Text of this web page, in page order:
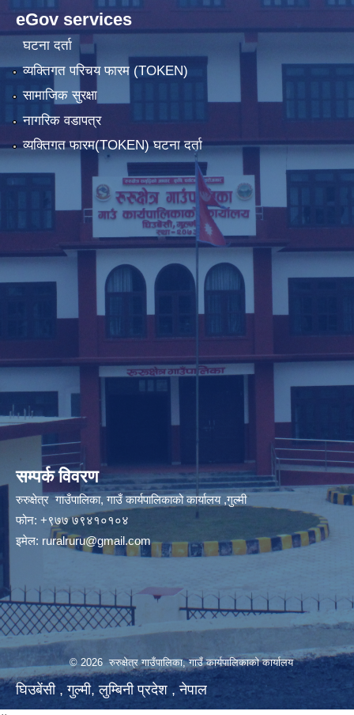
eGov services
घटना दर्ता
व्यक्तिगत परिचय फारम (TOKEN)
सामाजिक सुरक्षा
नागरिक वडापत्र
व्यक्तिगत फारम(TOKEN) घटना दर्ता
सम्पर्क विवरण
रुरुक्षेत्र गाउँपालिका, गाउँ कार्यपालिकाको कार्यालय ,गुल्मी
फोन: +९७७ ७९४१०१०४
इमेल: ruralruru@gmail.com
© 2026 रुरुक्षेत्र गाउँपालिका, गाउँ कार्यपालिकाको कार्यालय
घिउबेंसी , गुल्मी, लुम्बिनी प्रदेश , नेपाल